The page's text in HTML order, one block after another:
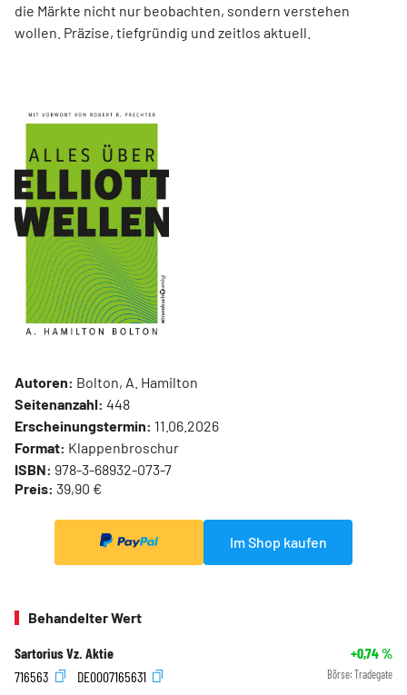
die Märkte nicht nur beobachten, sondern verstehen
wollen. Präzise, tiefgründig und zeitlos aktuell.
Autoren: Bolton, A. Hamilton
Seitenanzahl: 448
Erscheinungstermin: 11.06.2026
Format: Klappenbroschur
ISBN: 978-3-68932-073-7
Preis: 39,90 €
Im Shop kaufen
Behandelter Wert
Sartorius Vz. Aktie +0,74%
716563
DE0007165631 Börse: Tradegate